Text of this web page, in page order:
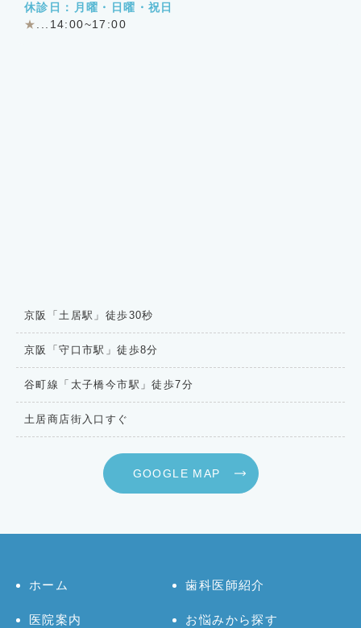
休診日：月曜・日曜・祝日
★...14:00~17:00
京阪「土居駅」徒歩30秒
京阪「守口市駅」徒歩8分
谷町線「太子橋今市駅」徒歩7分
土居商店街入口すぐ
GOOGLE MAP
ホーム 歯科医師紹介
医院案内 お悩みから探す